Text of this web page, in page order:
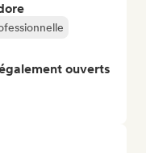
ouverts